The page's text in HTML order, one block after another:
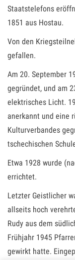
Staatstelefons
1851 aus Hostau.
Von den
gefallen.
Am 20. September
gegründet, und am
elektrisches Licht.
anerkannt und eine
Kulturverbandes
tschechischen
Etwa 1928 wurde
errichtet.
Letzter Geistlicher
allseits hoch
Rudy aus dem
Frühjahr 1945
gewirkt hatte.